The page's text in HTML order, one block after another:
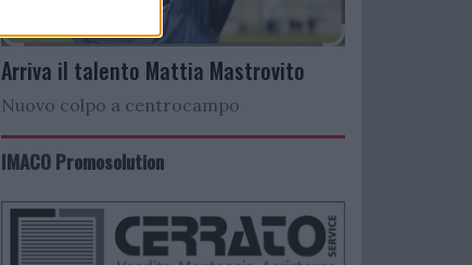
Arriva il talento Mattia Mastrovito
Nuovo colpo a centrocampo
IMACO Promosolution